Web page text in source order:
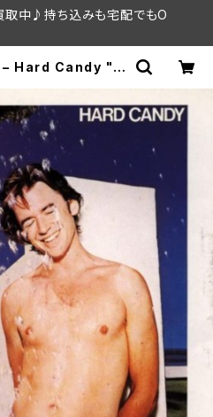
取中♪持ち込みも宅配でもO
Hard Candy "L
ド屋